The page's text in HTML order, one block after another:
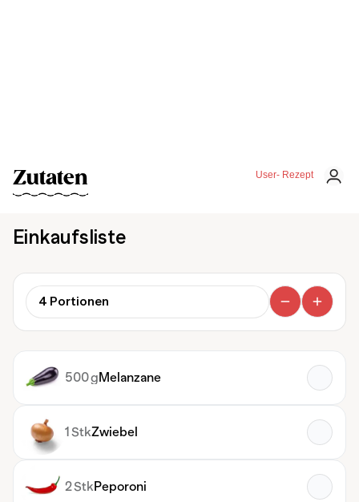
User- Rezept
Zutaten